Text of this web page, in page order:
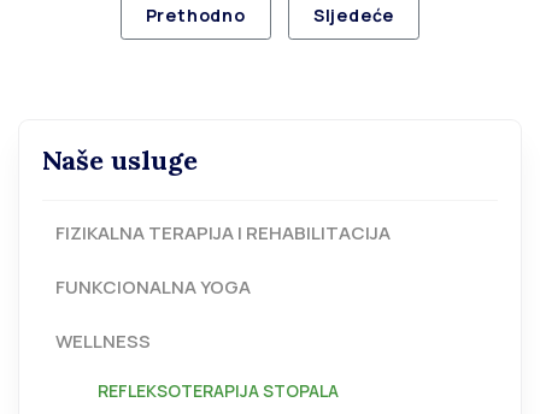
Previous article: Limfna drenaža po
Prethodno Next article: Topli
Sljedeće
Naše usluge
FIZIKALNA TERAPIJA I REHABILITACIJA
FUNKCIONALNA YOGA
WELLNESS
REFLEKSOTERAPIJA STOPALA